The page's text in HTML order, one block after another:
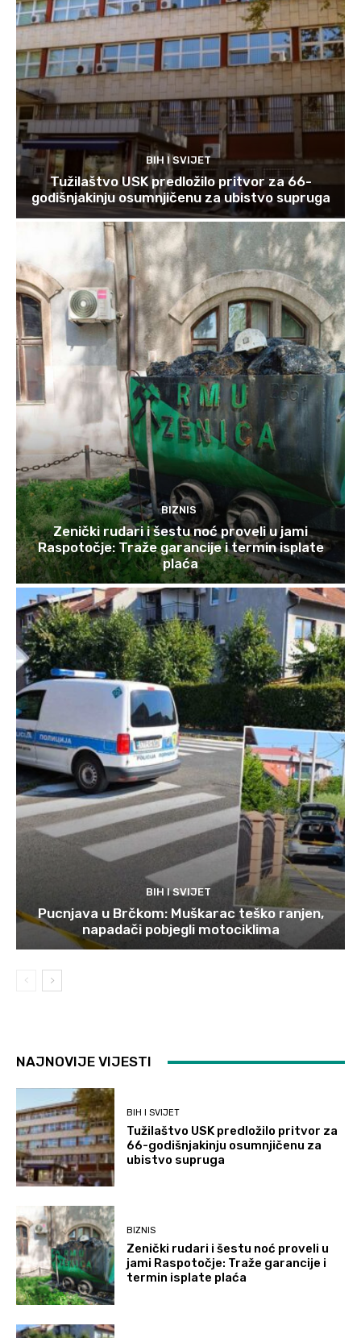
BIH I SVIJET
Tužilaštvo USK predložilo pritvor za 66-
godišnjakinju osumnjičenu za ubistvo supruga
BIZNIS
Zenički rudari i šestu noć proveli u jami
Raspotočje: Traže garancije i termin isplate
plaća
BIH I SVIJET
Pucnjava u Brčkom: Muškarac teško ranjen,
napadači pobjegli motociklima
NAJNOVIJE VIJESTI
BIH I SVIJET
Tužilaštvo USK predložilo pritvor za
66-godišnjakinju osumnjičenu za
ubistvo supruga
BIZNIS
Zenički rudari i šestu noć proveli u
jami Raspotočje: Traže garancije i
termin isplate plaća